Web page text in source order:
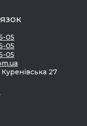
05
05
05
27